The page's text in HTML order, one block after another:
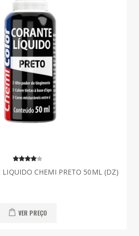
CHEMI PRETO 50ML (DZ)
VER PREÇO